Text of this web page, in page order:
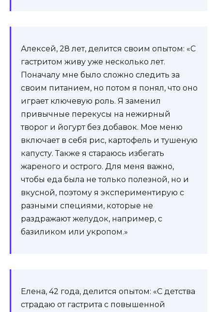
Алексей, 28 лет, делится своим опытом: «С
гастритом живу уже несколько лет.
Поначалу мне было сложно следить за
своим питанием, но потом я понял, что оно
играет ключевую роль. Я заменил
привычные перекусы на нежирный
творог и йогурт без добавок. Мое меню
включает в себя рис, картофель и тушеную
капусту. Также я стараюсь избегать
жареного и острого. Для меня важно,
чтобы еда была не только полезной, но и
вкусной, поэтому я экспериментирую с
разными специями, которые не
раздражают желудок, например, с
базиликом или укропом.»
Елена, 42 года, делится опытом: «С детства
страдаю от гастрита с повышенной